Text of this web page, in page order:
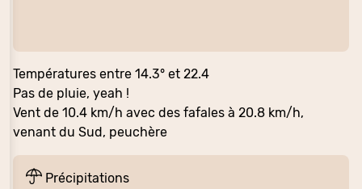
Températures entre 14.3° et 22.4
Pas de pluie, yeah !
Vent de 10.4 km/h avec des fafales à 20.8 km/h,
venant du Sud, peuchère
Précipitations